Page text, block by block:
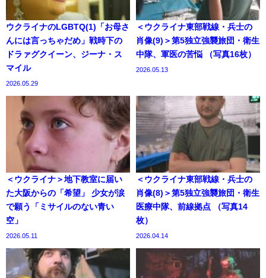
ウクライナのLGBTQ(1)「お母さ
んには言っちゃだめ」戦時下の
ドラァグクイーン、ジーナ・ス
マイル
2026.05.29
＜ウクライナ東部戦線・兵士の
肖像(9)＞第5独立強襲旅団・衛生
中隊、軍医の苦悩 （写真16枚）
2026.05.13
＜ウクライナ＞地下教室に届い
た大阪からの「希望」 少女が涙
で願う「ミサイルのない青い
空」
2026.05.11
＜ウクライナ東部戦線・兵士の
肖像(8)＞第5独立強襲旅団・衛生
医療中隊、前線拠点 （写真14
枚）
2026.04.14